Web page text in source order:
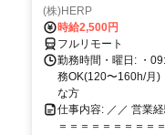
(株)HERP
時給2,500円
フルリモート
勤務時間・曜日: ・
務OK(120〜160h/月)
な方
仕事内容: ／／ 営業
＝＝＝＝＝＝＝＝＝